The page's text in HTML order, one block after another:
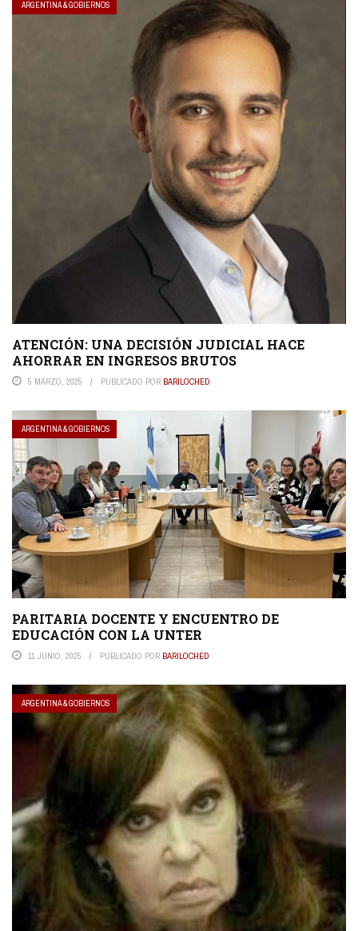
ARGENTINA & GOBIERNOS
ATENCIÓN: UNA DECISIÓN JUDICIAL HACE
AHORRAR EN INGRESOS BRUTOS
5 MARZO, 2025 PUBLICADO POR BARILOCHED
ARGENTINA & GOBIERNOS
PARITARIA DOCENTE Y ENCUENTRO DE
EDUCACIÓN CON LA UNTER
11 JUNIO, 2025 PUBLICADO POR BARILOCHED
ARGENTINA & GOBIERNOS